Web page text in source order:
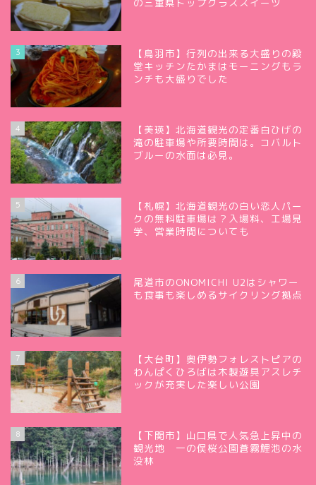
3
【鳥羽市】行列の出来る大盛りの殿
堂キッチンたかまはモーニングもラ
ンチも大盛りでした
4
【美瑛】北海道観光の定番白ひげの
滝の駐車場や所要時間は。コバルト
ブルーの水面は必見。
5
【札幌】北海道観光の白い恋人パー
クの無料駐車場は？入場料、工場見
学、営業時間についても
6
尾道市のONOMICHI U2はシャワー
も食事も楽しめるサイクリング拠点
7
【大台町】奥伊勢フォレストピアの
わんぱくひろばは木製遊具アスレチ
ックが充実した楽しい公園
8
【下関市】山口県で人気急上昇中の
観光地 一の俣桜公園蒼霧鯉池の水
没林